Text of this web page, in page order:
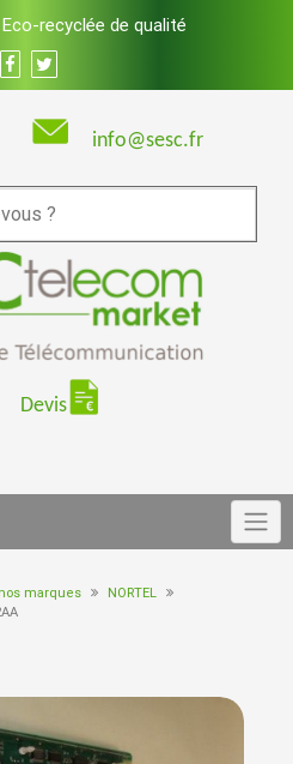
recyclée de qualité
info@sesc.fr
Devis
marques
NORTEL